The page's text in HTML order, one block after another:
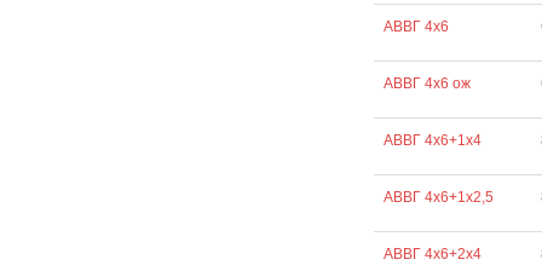
АВВГ 4х6
АВВГ 4х6 ож
АВВГ 4х6+1х4
АВВГ 4х6+1х2,5
АВВГ 4х6+2х4